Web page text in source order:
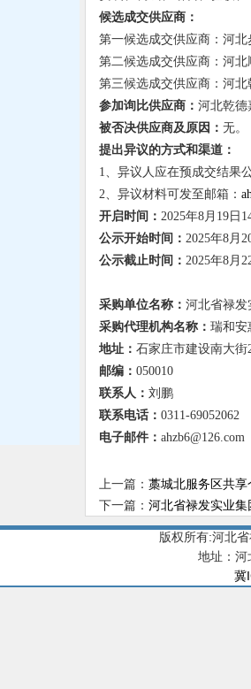
候选成交供应商 ：
第一候选成交供应商 ：河
第二候选成交供应商 ：河
第三候选成交供应商 ：河
参加询比供应商： 河北乾德
被否决供应商及原因： 无。
提出异议的方式和渠道：
1、异议人应在预成交结果
2、异议材料可发至邮箱：
开启时间： 2025年8月 19 日
公示开始时间： 2025年8月
公示截止时间： 2025年8月
采购单位名称： 河北省禄发
采购代理机构名称： 瑞和安
地址： 石家庄市建设南大街
邮编： 050010
联系人： 刘鹏
联系电话： 0311-69052062
电子邮件： ahzb6@126.com
上一篇： 藁城北服务区共
下一篇： 河北省禄发实业
版权所有:河北
地址：河
冀